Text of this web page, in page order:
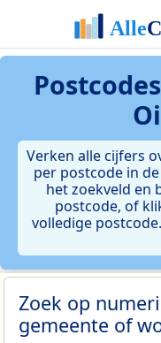
Verken alle cijfers
per postcode in
het zoekveld en
postcode, of
volledige
Zoek op
gemeente of